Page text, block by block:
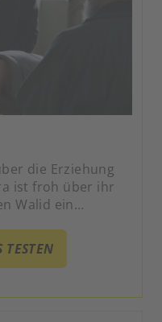
die Erziehung
ist froh über ihr
Walid ein
festhält.
TESTEN